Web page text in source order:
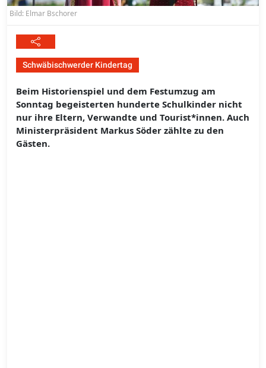
Bild: Elmar Bschorer
Schwäbischwerder Kindertag
Beim Historienspiel und dem Festumzug am
Sonntag begeisterten hunderte Schulkinder nicht
nur ihre Eltern, Verwandte und Tourist*innen. Auch
Ministerpräsident Markus Söder zählte zu den
Gästen.